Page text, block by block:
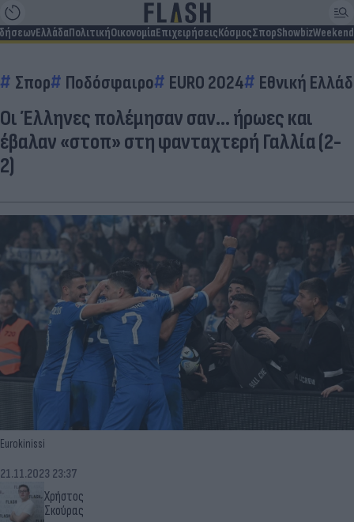
ΕλλάδαΠολιτικήΟικονομίαΕπιχειρήσειςΚόσμοςΣπορShowbizWeekend
Σπορ Ποδόσφαιρο EURO 2024 Εθνική
Οι Έλληνες πολέμησαν σαν... ήρωες και
έβαλαν «στοπ» στη φανταχτερή Γαλλία (2-
2)
Eurokinissi
Χρήστος
Σκούρας
21.11.2023 23:37